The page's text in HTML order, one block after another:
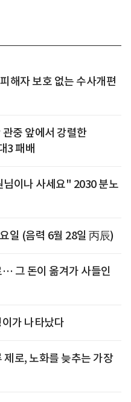
해자 보호 없는 수사개편
중 앞에서 강렬한
3 패배
이나 사세요" 2030 분노
일 (음력 6월 28일 丙辰)
그 돈이 옮겨가 사들인
가 나타났다
로, 노화를 늦추는 가장